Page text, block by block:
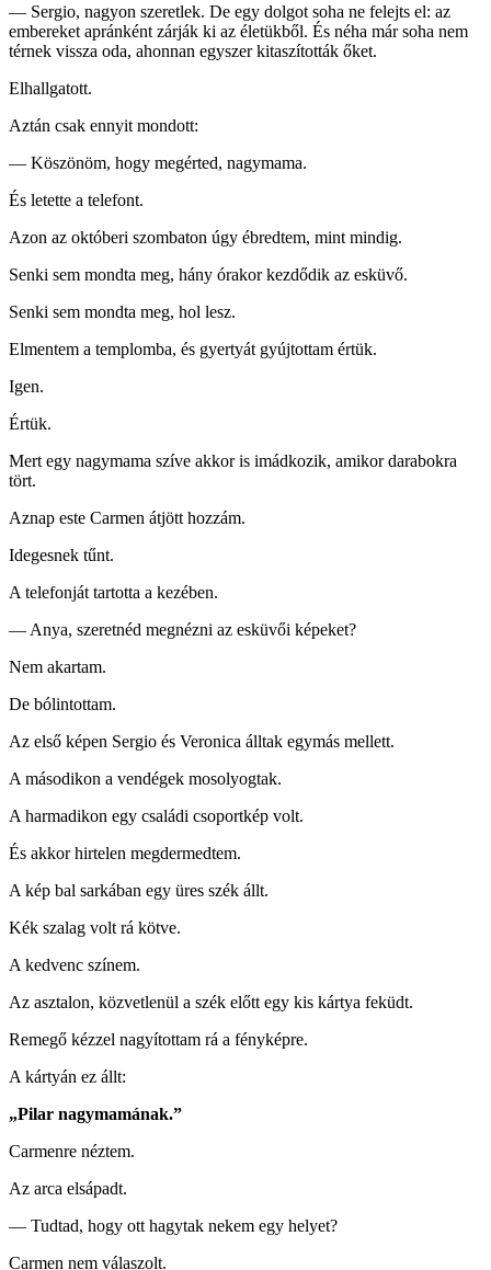
— Sergio, nagyon szeretlek. De egy dolgot soha ne felejts el: az
embereket apránként zárják ki az életükből. És néha már soha nem
térnek vissza oda, ahonnan egyszer kitaszították őket.
Elhallgatott.
Aztán csak ennyit mondott:
— Köszönöm, hogy megérted, nagymama.
És letette a telefont.
Azon az októberi szombaton úgy ébredtem, mint mindig.
Senki sem mondta meg, hány órakor kezdődik az esküvő.
Senki sem mondta meg, hol lesz.
Elmentem a templomba, és gyertyát gyújtottam értük.
Igen.
Értük.
Mert egy nagymama szíve akkor is imádkozik, amikor darabokra
tört.
Aznap este Carmen átjött hozzám.
Idegesnek tűnt.
A telefonját tartotta a kezében.
— Anya, szeretnéd megnézni az esküvői képeket?
Nem akartam.
De bólintottam.
Az első képen Sergio és Veronica álltak egymás mellett.
A másodikon a vendégek mosolyogtak.
A harmadikon egy családi csoportkép volt.
És akkor hirtelen megdermedtem.
A kép bal sarkában egy üres szék állt.
Kék szalag volt rá kötve.
A kedvenc színem.
Az asztalon, közvetlenül a szék előtt egy kis kártya feküdt.
Remegő kézzel nagyítottam rá a fényképre.
A kártyán ez állt:
„Pilar nagymamának.”
Carmenre néztem.
Az arca elsápadt.
— Tudtad, hogy ott hagytak nekem egy helyet?
Carmen nem válaszolt.